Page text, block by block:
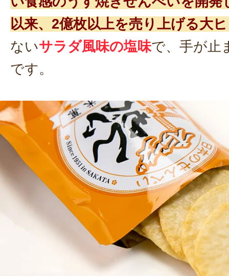
以来、2億枚以上を売り上げる大
ないサラダ風味の塩味で、手が止
です。